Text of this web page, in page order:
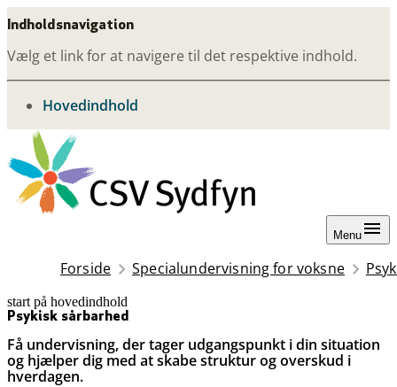
Indholdsnavigation
Vælg et link for at navigere til det respektive indhold.
gå til
Hovedindhold
Menu
Forside Specialundervisning for voksne
start på hovedindhold
Psykisk sårbarhed
Få undervisning, der tager udgangspunkt i din situation
og hjælper dig med at skabe struktur og overskud i
hverdagen.
senest opdateret 29. juni 2026